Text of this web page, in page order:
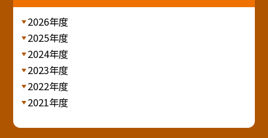
2026年度
2025年度
2024年度
2023年度
2022年度
2021年度